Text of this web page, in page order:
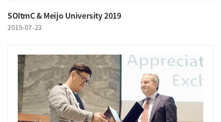
SOItmC & Meijo University 2019
2019-07-23